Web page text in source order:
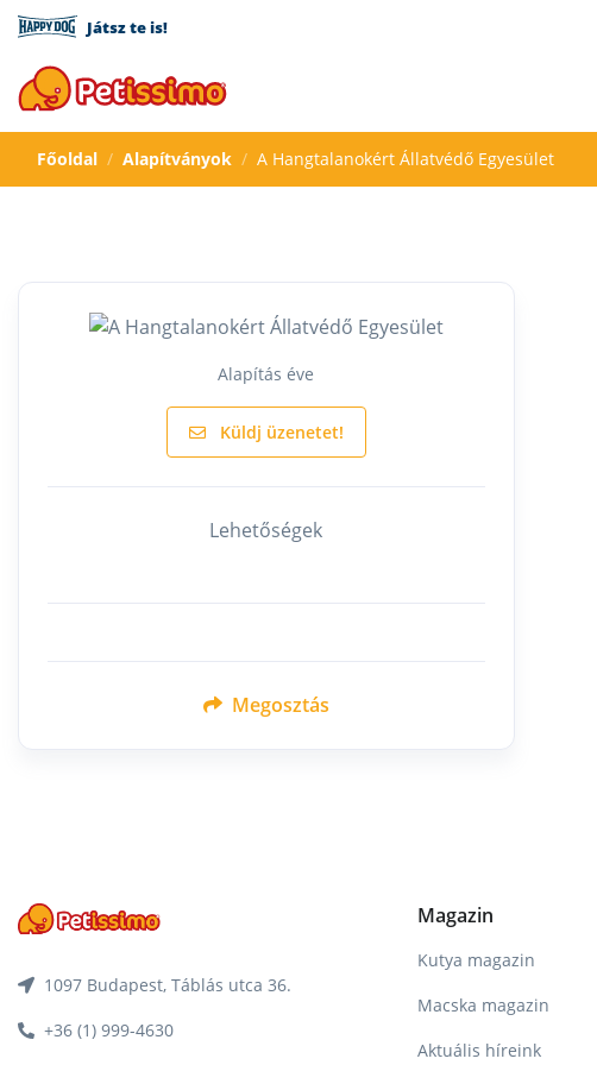
Játsz te is!
Főoldal Alapítványok A Hangtalanokért Állatvédő Egyesület
Alapítás éve
Küldj üzenetet!
Lehetőségek
Megosztás
1097 Budapest, Táblás utca 36.
+36 (1) 999-4630
Magazin
Kutya magazin
Macska magazin
Aktuális híreink